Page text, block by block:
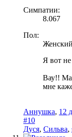
Симпатии:
8.067
Пол:
Женский
Я вот
Вау!!
мне
Аннушка, 12
#10
Дуся, Сильва,